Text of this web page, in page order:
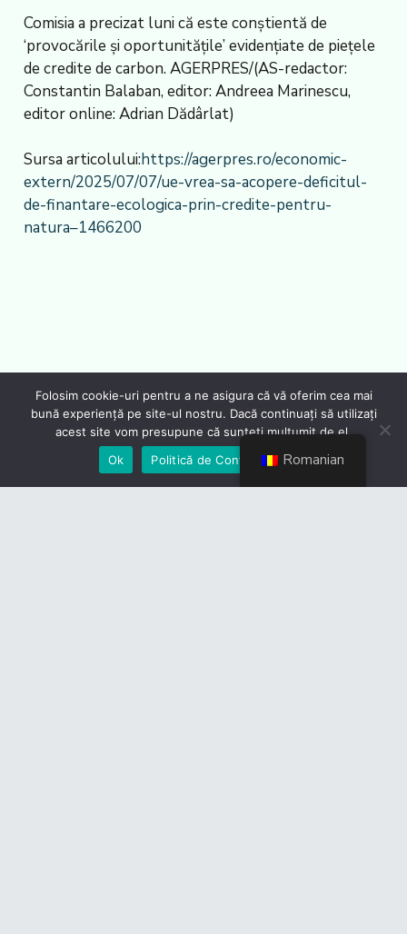
Comisia a precizat luni că este conștientă de
‘provocările și oportunitățile’ evidențiate de piețele
de credite de carbon. AGERPRES/(AS-redactor:
Constantin Balaban, editor: Andreea Marinescu,
editor online: Adrian Dădârlat)
Sursa articolului:https://agerpres.ro/economic-
extern/2025/07/07/ue-vrea-sa-acopere-deficitul-
de-finantare-ecologica-prin-credite-pentru-
natura–1466200
Romanian
Folosim cookie-uri pentru a ne asigura că vă oferim cea mai
bună experiență pe site-ul nostru. Dacă continuați să utilizați
acest site vom presupune că sunteți mulțumit de el.
Ok
Politică de Confidențialiate